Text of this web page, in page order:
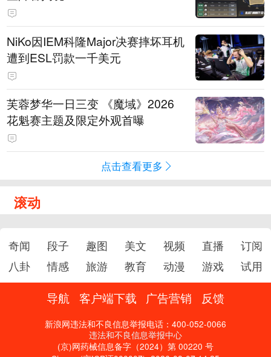
NiKo因IEM科隆Major决赛摔坏耳机
遭到ESL罚款一千美元
芙蓉梦华一日三变 《魔域》2026
花魁赛主题及限定外观首曝
点击查看更多
滚动
奇闻 段子 趣图 美文 视频 直播
订阅
八卦
情感 旅游 教育 动漫 游戏 试用
导航 客户端下载 广告营销 反馈
新浪网违法和不良信息举报电话：400-052-0066
违法和不良信息举报中心
(京)网药械信息备字（2024）第 00220 号